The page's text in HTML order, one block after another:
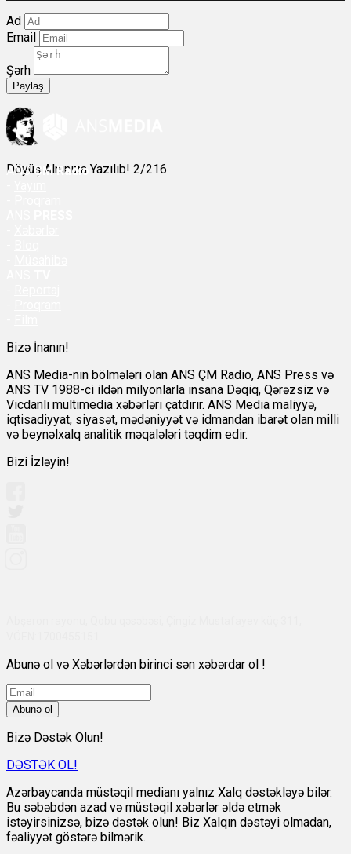
Ad
Email
Şərh
Paylaş
Döyüş Alnınıza Yazılıb! 2/216
ANSÇM Radio
Bizə İnanın!
ANS Media-nın bölmələri olan ANS ÇM Radio, ANS Press və
ANS TV 1988-ci ildən milyonlarla insana Dəqiq, Qərəzsiz və
Vicdanlı multimedia xəbərləri çatdırır. ANS Media maliyyə,
iqtisadiyyat, siyasət, mədəniyyət və idmandan ibarət olan milli
və beynəlxalq analitik məqalələri təqdim edir.
Bizi İzləyin!
Abunə ol və Xəbərlərdən birinci sən xəbərdar ol !
Abunə ol
Bizə Dəstək Olun!
DƏSTƏK OL!
Azərbaycanda müstəqil medianı yalnız Xalq dəstəkləyə bilər.
Bu səbəbdən azad və müstəqil xəbərlər əldə etmək
istəyirsinizsə, bizə dəstək olun! Biz Xalqın dəstəyi olmadan,
fəaliyyət göstərə bilmərik.